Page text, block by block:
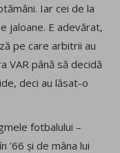
Iar cei de la
jaloane. E adevărat,
pe care arbitrii au
VAR până să decidă
deci au lăsat-o
fotbalului –
’66 și de mâna lui